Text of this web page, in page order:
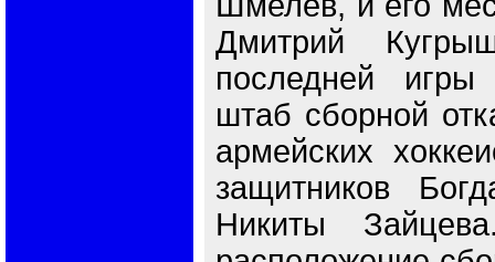
Дмитрий
последней
штаб сборной
армейских
защитников
Никиты